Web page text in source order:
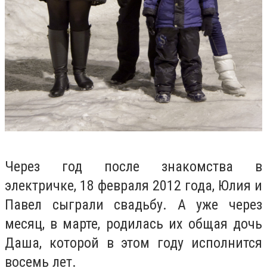
Через год после знакомства в
электричке, 18 февраля 2012 года, Юлия и
Павел сыграли свадьбу. А уже через
месяц, в марте, родилась их общая дочь
Даша, которой в этом году исполнится
восемь лет.